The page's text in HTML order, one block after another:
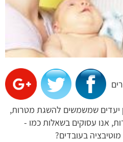
יעדים שמשמשים להשגת מטרות,
אנו עסוקים בשאלות כמו -
בעובדים?